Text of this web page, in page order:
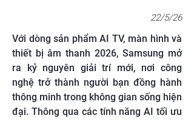
22/5/26
Với dòng sản phẩm AI TV, màn hình và
thiết bị âm thanh 2026, Samsung mở
ra kỷ nguyên giải trí mới, nơi công
nghệ trở thành người bạn đồng hành
thông minh trong không gian sống hiện
đại. Thông qua các tính năng AI tối ưu